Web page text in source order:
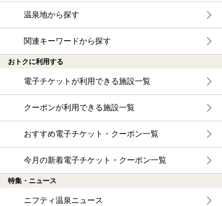
温泉地から探す
関連キーワードから探す
おトクに利用する
電子チケットが利用できる施設一覧
クーポンが利用できる施設一覧
おすすめ電子チケット・クーポン一覧
今月の新着電子チケット・クーポン一覧
特集・ニュース
ニフティ温泉ニュース